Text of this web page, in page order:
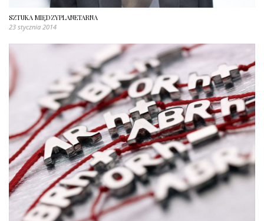
SZTUKA MIĘDZYPLANETARNA
23 stycznia 2014